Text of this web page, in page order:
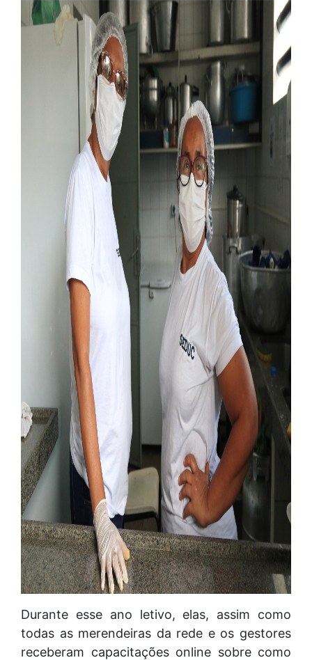
Durante esse ano letivo, elas, assim como
todas as merendeiras da rede e os gestores
receberam capacitações online sobre como